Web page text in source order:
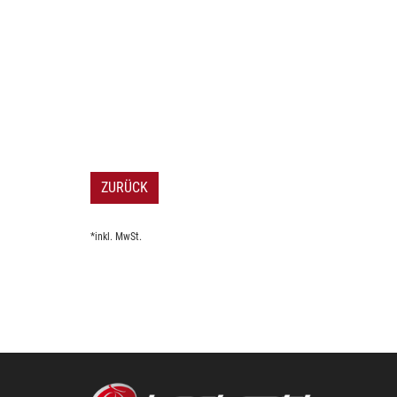
ZURÜCK
*inkl. MwSt.